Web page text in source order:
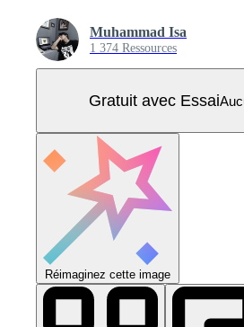
Muhammad Isa
1 374 Ressources
Gratuit avec Essai
Réimaginez cette image